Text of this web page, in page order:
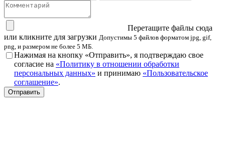
Перетащите файлы сюда
или кликните для загрузки Допустимы 5 файлов форматом jpg, gif,
png, и размером не более 5 МБ.
Нажимая на кнопку «Отправить», я подтверждаю свое
согласие на «Политику в отношении обработки
персональных данных» и принимаю «Пользовательское
соглашение».
Отправить